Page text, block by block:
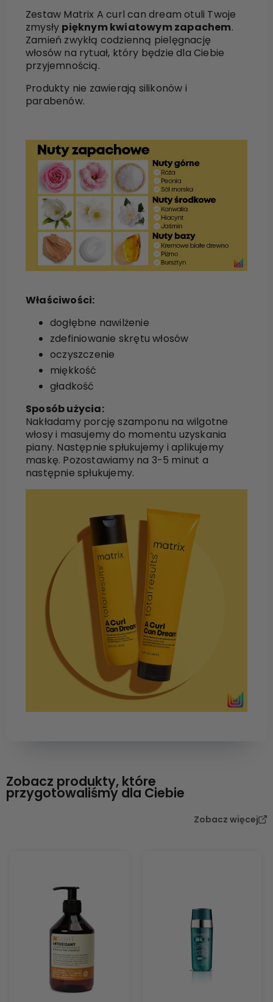
Zestaw Matrix A curl can dream otuli Twoje
zmysły pięknym kwiatowym zapachem.
Zamień zwykłą codzienną pielęgnację
włosów na rytuał, który będzie dla Ciebie
przyjemnością.
Produkty nie zawierają silikonów i
parabenów.
Właściwości:
dogłębne nawilżenie
zdefiniowanie skrętu włosów
oczyszczenie
miękkość
gładkość
Sposób użycia:
Nakładamy porcję szamponu na wilgotne
włosy i masujemy do momentu uzyskania
piany. Następnie spłukujemy i aplikujemy
maskę. Pozostawiamy na 3-5 minut a
następnie spłukujemy.
Zobacz produkty, które
przygotowaliśmy dla Ciebie
Zobacz więcej